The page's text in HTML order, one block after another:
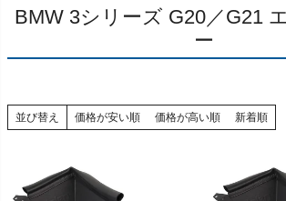
BMW 3シリーズ G20／G21
ー
並び替え 価格が安い順 価格が高い順 新着順